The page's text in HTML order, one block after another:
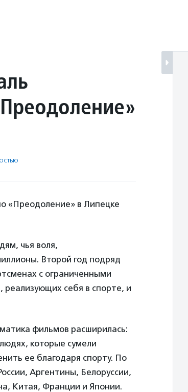
«Преодоление» в Липецке
чья воля,
Второй год подряд
с ограниченными
себя в спорте, и
фильмов расширилась:
которые сумели
ее благодаря спорту. По
Аргентины, Белоруссии,
Китая, Франции и Японии.